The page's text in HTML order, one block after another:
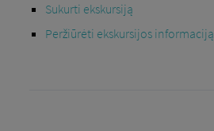
Sukurti ekskursiją
Peržiūrėti ekskursijos informaciją